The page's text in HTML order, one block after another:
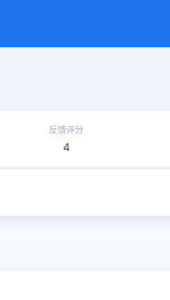
反馈评分
4